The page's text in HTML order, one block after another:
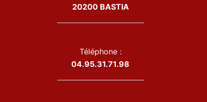
20200 BASTIA
Téléphone :
04.95.31.71.98